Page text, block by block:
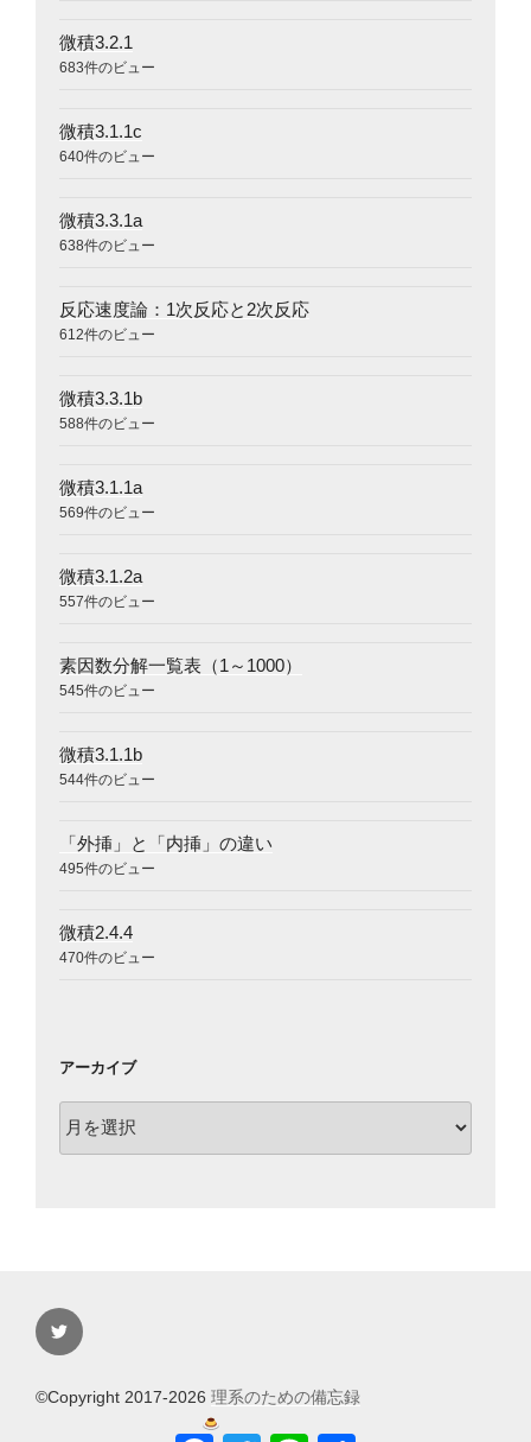
微積3.2.1
683件のビュー
微積3.1.1c
640件のビュー
微積3.3.1a
638件のビュー
反応速度論：1次反応と2次反応
612件のビュー
微積3.3.1b
588件のビュー
微積3.1.1a
569件のビュー
微積3.1.2a
557件のビュー
素因数分解一覧表（1～1000）
545件のビュー
微積3.1.1b
544件のビュー
「外挿」と「内挿」の違い
495件のビュー
微積2.4.4
470件のビュー
アーカイブ
ー
Twitter
©Copyright 2017-2026 理系のための備忘録